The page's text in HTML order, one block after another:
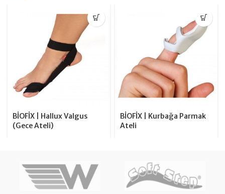
BİOFİX | Hallux Valgus
(Gece Ateli)
BİOFİX | Kurbağa Parmak
Ateli